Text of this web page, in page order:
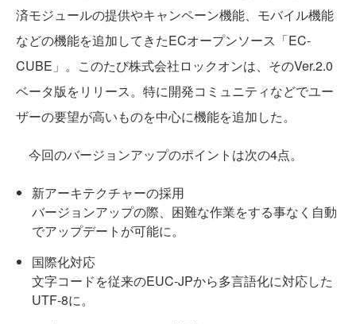
済モジュールの提供やキャンペーン機能、モバイル機能
などの機能を追加してきたECオープンソース「EC-
CUBE」。このたび株式会社ロックオンは、そのVer.2.0
ベータ版をリリース。特に開発コミュニティなどでユー
ザーの要望が高いものを中心に機能を追加した。
今回のバージョンアップのポイントは次の4点。
新アーキテクチャーの採用
バージョンアップの際、困難な作業をする事なく自動
でアップデートが可能に。
国際化対応
文字コードを従来のEUC-JPから多言語化に対応した
UTF-8に。